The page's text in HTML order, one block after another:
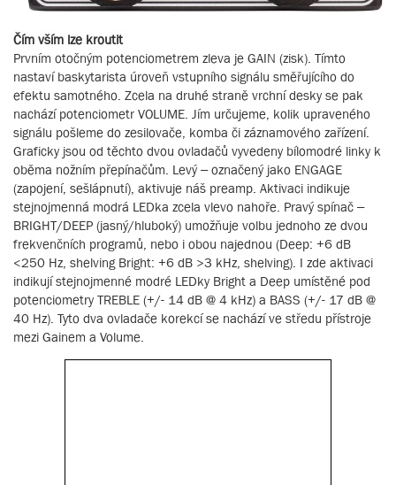
Čím vším lze kroutit
Prvním otočným potenciometrem zleva je GAIN (zisk). Tímto
nastaví baskytarista úroveň vstupního signálu směřujícího do
efektu samotného. Zcela na druhé straně vrchní desky se pak
nachází potenciometr VOLUME. Jím určujeme, kolik upraveného
signálu pošleme do zesilovače, komba či záznamového zařízení.
Graficky jsou od těchto dvou ovladačů vyvedeny bílomodré linky k
oběma nožním přepínačům. Levý – označený jako ENGAGE
(zapojení, sešlápnutí), aktivuje náš preamp. Aktivaci indikuje
stejnojmenná modrá LEDka zcela vlevo nahoře. Pravý spínač –
BRIGHT/DEEP (jasný/hluboký) umožňuje volbu jednoho ze dvou
frekvenčních programů, nebo i obou najednou (Deep: +6 dB
<250 Hz, shelving Bright: +6 dB >3 kHz, shelving). I zde aktivaci
indikují stejnojmenné modré LEDky Bright a Deep umístěné pod
potenciometry TREBLE (+/- 14 dB @ 4 kHz) a BASS (+/- 17 dB @
40 Hz). Tyto dva ovladače korekcí se nachází ve středu přístroje
mezi Gainem a Volume.